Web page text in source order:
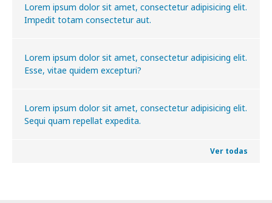
Lorem ipsum dolor sit amet, consectetur adipisicing elit.
Impedit totam consectetur aut.
Lorem ipsum dolor sit amet, consectetur adipisicing elit.
Esse, vitae quidem excepturi?
Lorem ipsum dolor sit amet, consectetur adipisicing elit.
Sequi quam repellat expedita.
Ver todas